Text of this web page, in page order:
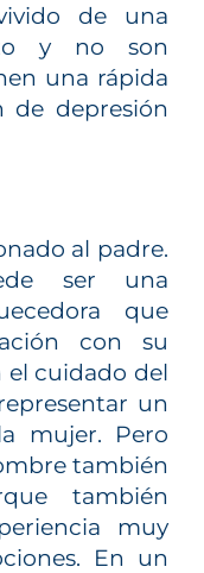
de una
y no son
una rápida
de depresión
al padre.
ser una
que
con su
el cuidado del
un
mujer. Pero
también
también
muy
En un